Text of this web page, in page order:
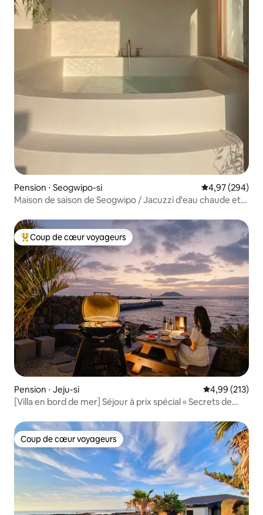
Pension ⋅ Seogwipo-si Évaluation
4,97 (294)
Maison de saison de Seogwipo / Jacuzzi d'eau chaude et
tangerines
Coups de cœur voyageurs les plus appréciés
Coup de cœur voyageurs
Pension ⋅ Jeju-si Évaluation
4,99 (213)
[Villa en bord de mer] Séjour à prix spécial « Secrets de
Coup de cœur voyageurs
Coup de cœur voyageurs